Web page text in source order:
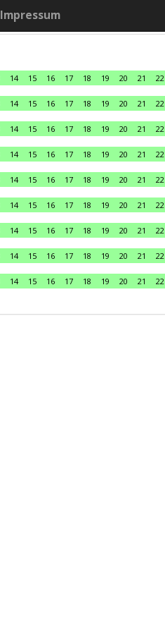
Impressum
14 15 16 17 18 19 20 21 22
14 15 16 17 18 19 20 21 22
14 15 16 17 18 19 20 21 22
14 15 16 17 18 19 20 21 22
14 15 16 17 18 19 20 21 22
14 15 16 17 18 19 20 21 22
14 15 16 17 18 19 20 21 22
14 15 16 17 18 19 20 21 22
14 15 16 17 18 19 20 21 22